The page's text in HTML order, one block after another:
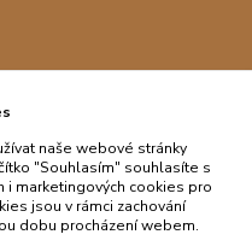
naše webové stránky
"Souhlasím" souhlasíte s
i marketingových cookies pro
jsou v rámci zachování
dobu procházení webem.